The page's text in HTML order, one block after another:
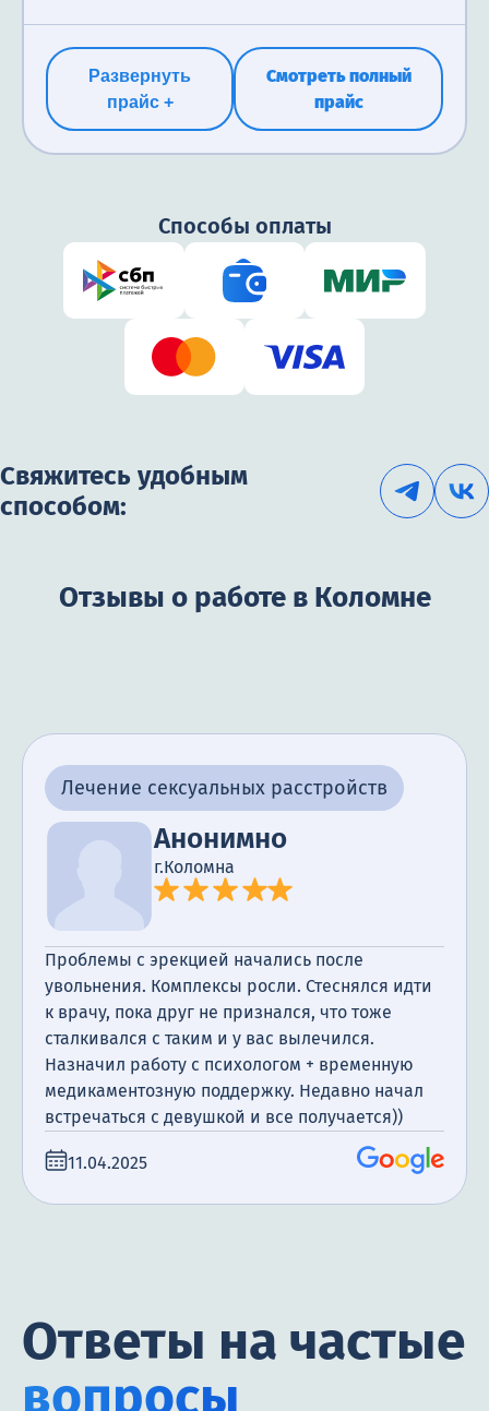
Развернуть
прайс +
Смотреть полный
прайс
Способы оплаты
Свяжитесь удобным
способом:
Отзывы о работе в Коломне
Лечение сексуальных расстройств
Анонимно
г.Коломна
Проблемы с эрекцией начались после
увольнения. Комплексы росли. Стеснялся идти
к врачу, пока друг не признался, что тоже
сталкивался с таким и у вас вылечился.
Назначил работу с психологом + временную
медикаментозную поддержку. Недавно начал
встречаться с девушкой и все получается))
11.04.2025
Ответы на частые
вопросы